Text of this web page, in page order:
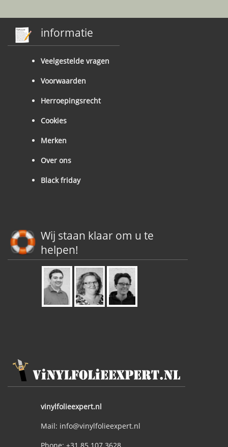
informatie
Veelgestelde vragen
Voorwaarden
Herroepingsrecht
Cookies
Merken
Over ons
Black friday
Wij staan klaar om u te
helpen!
vinylfolieexpert.nl
Mail: info@vinylfolieexpert.nl